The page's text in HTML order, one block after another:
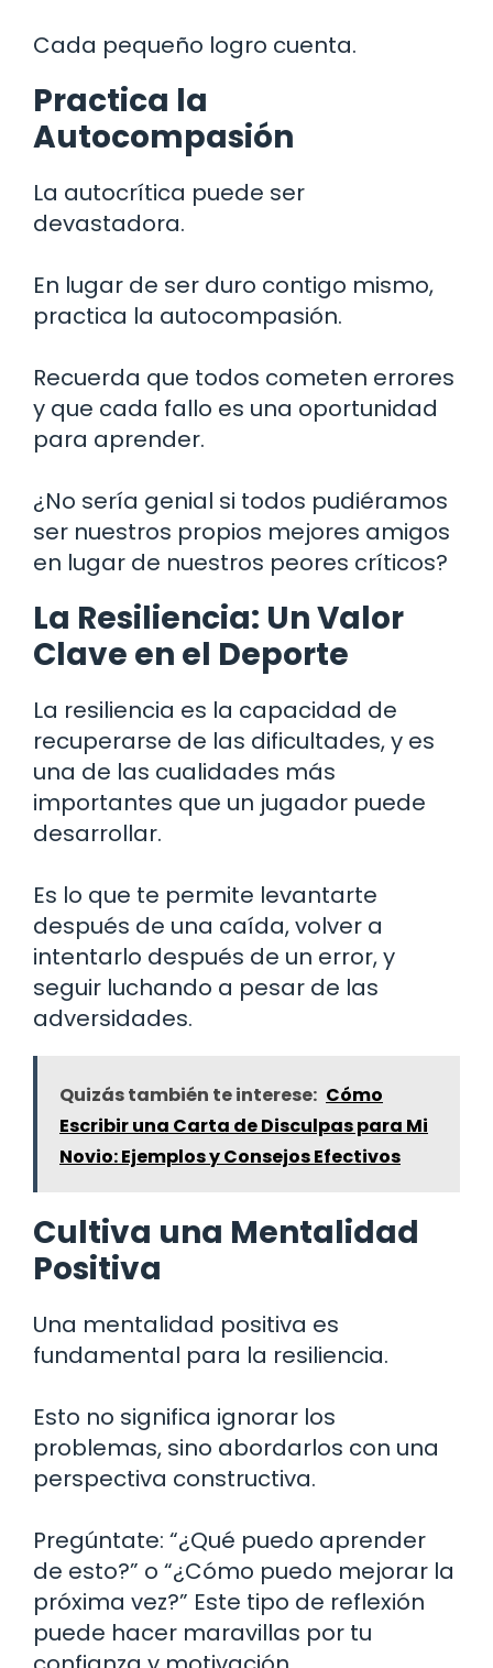
Cada pequeño logro cuenta.
Practica la
Autocompasión
La autocrítica puede ser
devastadora.
En lugar de ser duro contigo mismo,
practica la autocompasión.
Recuerda que todos cometen errores
y que cada fallo es una oportunidad
para aprender.
¿No sería genial si todos pudiéramos
ser nuestros propios mejores amigos
en lugar de nuestros peores críticos?
La Resiliencia: Un Valor
Clave en el Deporte
La resiliencia es la capacidad de
recuperarse de las dificultades, y es
una de las cualidades más
importantes que un jugador puede
desarrollar.
Es lo que te permite levantarte
después de una caída, volver a
intentarlo después de un error, y
seguir luchando a pesar de las
adversidades.
Quizás también te interese: Cómo
Escribir una Carta de Disculpas para Mi
Novio: Ejemplos y Consejos Efectivos
Cultiva una Mentalidad
Positiva
Una mentalidad positiva es
fundamental para la resiliencia.
Esto no significa ignorar los
problemas, sino abordarlos con una
perspectiva constructiva.
Pregúntate: “¿Qué puedo aprender
de esto?” o “¿Cómo puedo mejorar la
próxima vez?” Este tipo de reflexión
puede hacer maravillas por tu